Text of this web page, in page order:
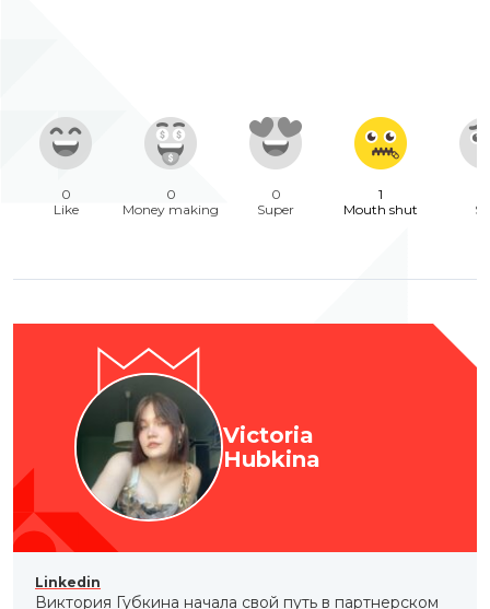
0
Like
0
Money making
0
Super
1
Mouth shut
Victoria
Hubkina
Linkedin
Виктория Губкина начала свой путь в партнерском